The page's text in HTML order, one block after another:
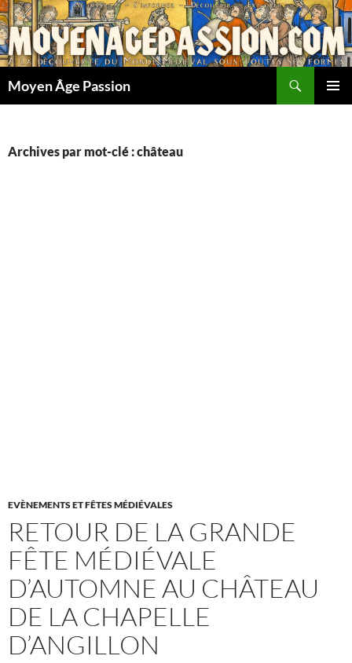
Aller
au
contenu
Moyen Âge Passion
Archives par mot-clé : château
EVÈNEMENTS ET FÊTES MÉDIÉVALES
RETOUR DE LA GRANDE
FÊTE MÉDIÉVALE
D’AUTOMNE AU CHÂTEAU
DE LA CHAPELLE
D’ANGILLON